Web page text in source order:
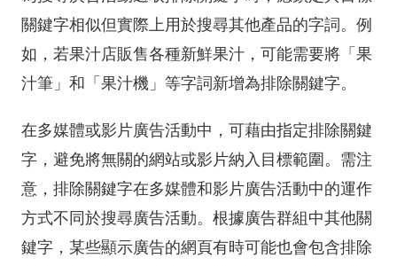
關鍵字相似但實際上用於搜尋其他產品的字詞。例
如，若果汁店販售各種新鮮果汁，可能需要將「果
汁筆」和「果汁機」等字詞新增為排除關鍵字。
在多媒體或影片廣告活動中，可藉由指定排除關鍵
字，避免將無關的網站或影片納入目標範圍。需注
意，排除關鍵字在多媒體和影片廣告活動中的運作
方式不同於搜尋廣告活動。根據廣告群組中其他關
鍵字，某些顯示廣告的網頁有時可能也會包含排除